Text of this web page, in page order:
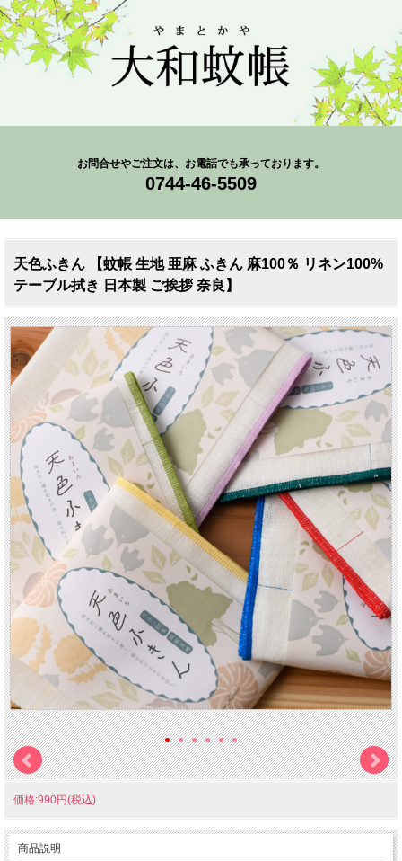
お問合せやご注文は、お電話でも承っております。
0744-46-5509
天色ふきん 【蚊帳 生地 亜麻 ふきん 麻100％ リネン100%
テーブル拭き 日本製 ご挨拶 奈良】
価格:990円(税込)
商品説明